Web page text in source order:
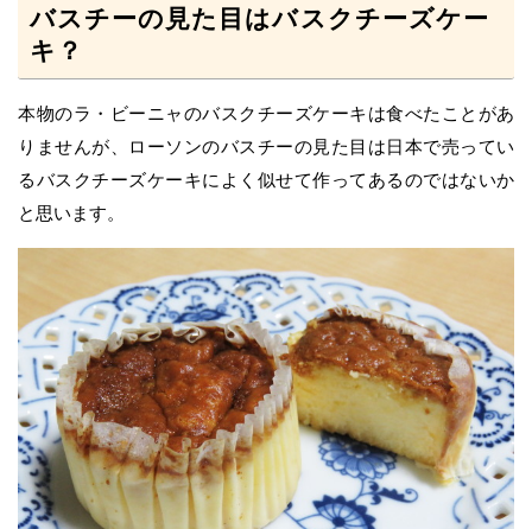
バスチーの見た目はバスクチーズケー
キ？
本物のラ・ビーニャのバスクチーズケーキは食べたことがあ
りませんが、ローソンのバスチーの見た目は日本で売ってい
るバスクチーズケーキによく似せて作ってあるのではないか
と思います。